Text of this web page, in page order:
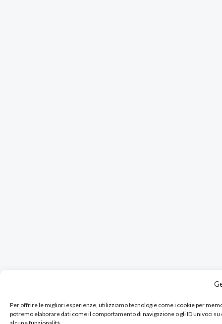
Per offrire le migliori esperienze, utilizziamo tecnologie come i cookie per
potremo elaborare dati come il comportamento di navigazione o gli ID univoci